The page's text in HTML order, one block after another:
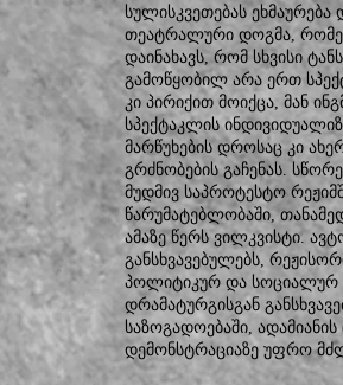
სულისკვეთებას
თეატრალური დოგმა,
დაინახავს, რომ სხვისი
გამოწყობილ არა ერთ
კი პირიქით მოიქცა, მან
სპექტაკლის
მარწუხების დროსაც კი
გრძნობების გაჩენას.
მუდმივ საპროტესტო
წარუმატებლობაში,
ამაზე წერს ვილკვისტი.
განსხვავებულებს,
პოლიტიკურ და სოციალურ
დრამატურგისგან
საზოგადოებაში, ადამიანის
დემონსტრაციაზე უფრო